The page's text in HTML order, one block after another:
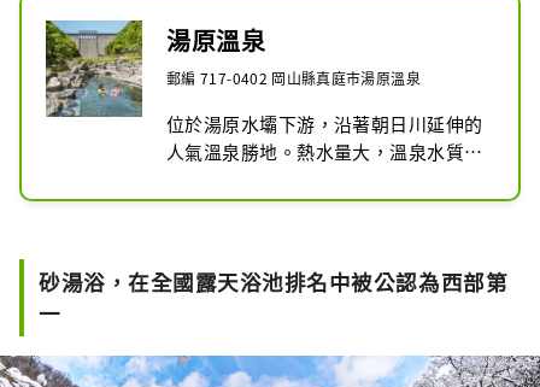
湯原溫泉
郵編 717-0402 岡山縣真庭市湯原溫泉
位於湯原水壩下游，沿著朝日川延伸的
人氣溫泉勝地。熱水量大，溫泉水質呈
誌是使用從河底湧出的溫泉水製成的大
可以在大自然中享受天然溫泉。被譽為
之湯等不同溫度的浴場.
砂湯浴，在全國露天浴池排名中被公認為西部第
一